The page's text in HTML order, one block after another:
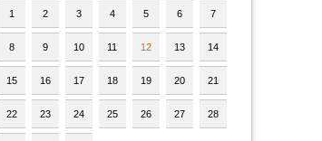
1 2 3 4 5 6 7
8 9 10 11 12 13 14
15 16 17 18 19 20 21
22 23 24 25 26 27 28